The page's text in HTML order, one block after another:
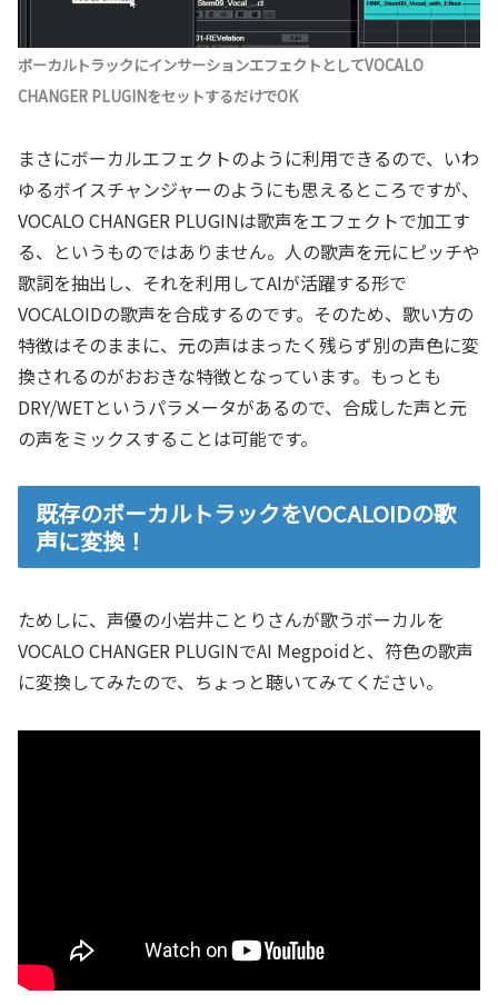
ボーカルトラックにインサーションエフェクトとしてVOCALO
CHANGER PLUGINをセットするだけでOK
まさにボーカルエフェクトのように利用できるので、いわ
ゆるボイスチャンジャーのようにも思えるところですが、
VOCALO CHANGER PLUGINは歌声をエフェクトで加工す
る、というものではありません。人の歌声を元にピッチや
歌詞を抽出し、それを利用してAIが活躍する形で
VOCALOIDの歌声を合成するのです。そのため、歌い方の
特徴はそのままに、元の声はまったく残らず別の声色に変
換されるのがおおきな特徴となっています。もっとも
DRY/WETというパラメータがあるので、合成した声と元
の声をミックスすることは可能です。
既存のボーカルトラックをVOCALOIDの歌
声に変換！
ためしに、声優の小岩井ことりさんが歌うボーカルを
VOCALO CHANGER PLUGINでAI Megpoidと、符色の歌声
に変換してみたので、ちょっと聴いてみてください。